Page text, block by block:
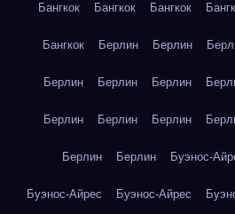
Бангкок Бангкок Бангкок
Бангкок Берлин Берлин
Берлин Берлин Берлин
Берлин Берлин Берлин
Берлин Берлин Буэнос-
Буэнос-Айрес Буэнос-Айрес